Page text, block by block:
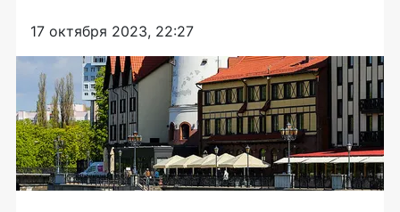
17 октября 2023, 22:27